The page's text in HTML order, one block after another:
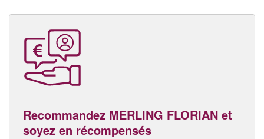
Recommandez MERLING FLORIAN et
soyez en récompensés